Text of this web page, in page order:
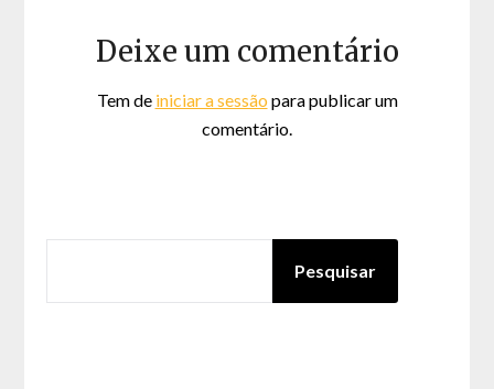
Deixe um comentário
Tem de iniciar a sessão para publicar um
comentário.
Pesquisar